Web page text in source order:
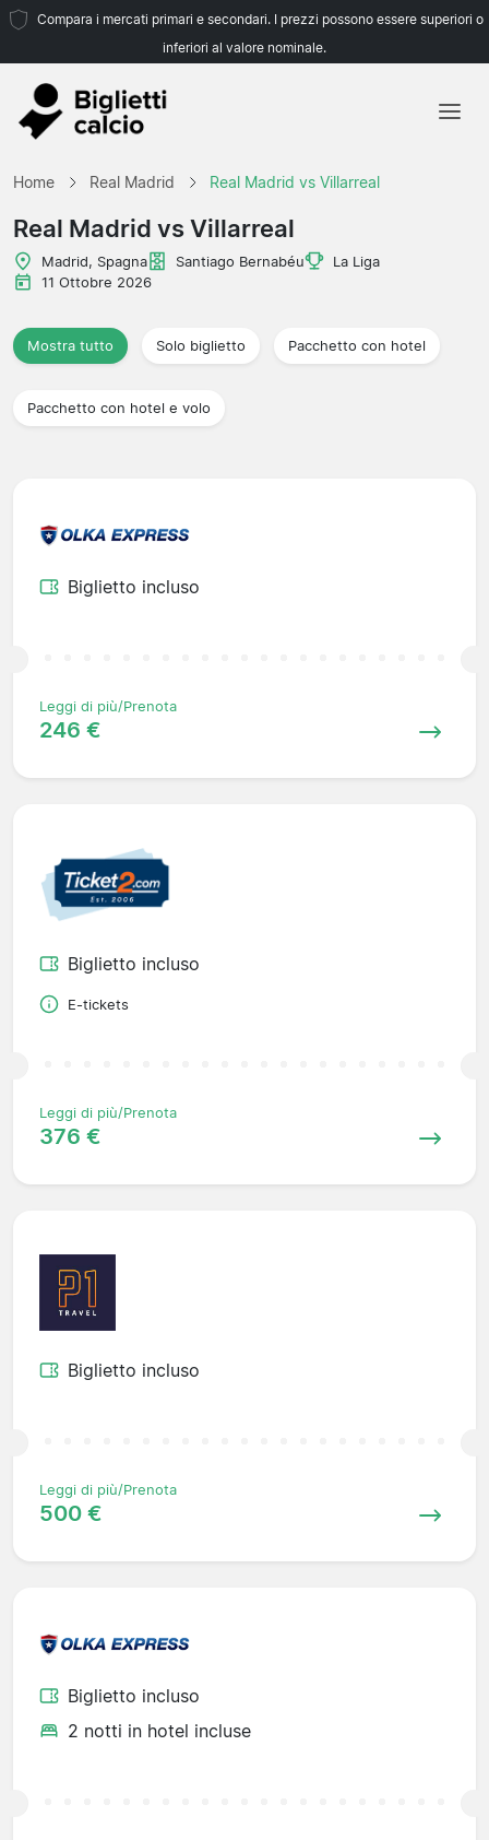
Compara i mercati primari e secondari. I prezzi possono essere superiori o
inferiori al valore nominale.
Home Real Madrid Real Madrid vs Villarreal
Real Madrid vs Villarreal
Madrid, Spagna Santiago Bernabéu
La Liga
11 Ottobre 2026
Mostra tutto Solo biglietto Pacchetto con hotel
Pacchetto con hotel e volo
Biglietto incluso
Leggi di più/Prenota
246 €
Biglietto incluso
E-tickets
Leggi di più/Prenota
376 €
Biglietto incluso
Leggi di più/Prenota
500 €
Biglietto incluso
2 notti in hotel incluse